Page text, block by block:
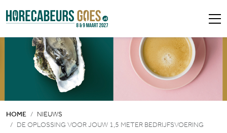
HOME
NIEUWS
DE OPLOSSING VOOR JOUW 1,5 METER BEDRIJFSVOERING